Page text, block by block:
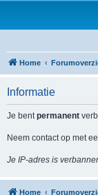
Home
Informatie
Je bentpermanent
Neem contact op met
Je IP-adres is
Home